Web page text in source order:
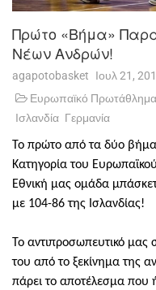
Πρώτο «βήμα»
Νέων Ανδρών!
agapotobasket Ιουλ 21,
Ευρωπαϊκό
Ισλανδία Γερμανία
Το πρώτο από τα δύο
Κατηγορία του
Εθνική μας ομάδα
με 104-86 της Ισλανδίας!
Το αντιπροσωπευτικό μας
του από το ξεκίνημα της
πάρει το αποτέλεσμα που